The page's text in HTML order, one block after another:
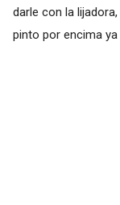
darle con la
pinto por encima